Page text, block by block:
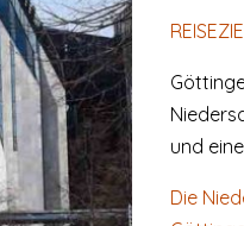
und
Die